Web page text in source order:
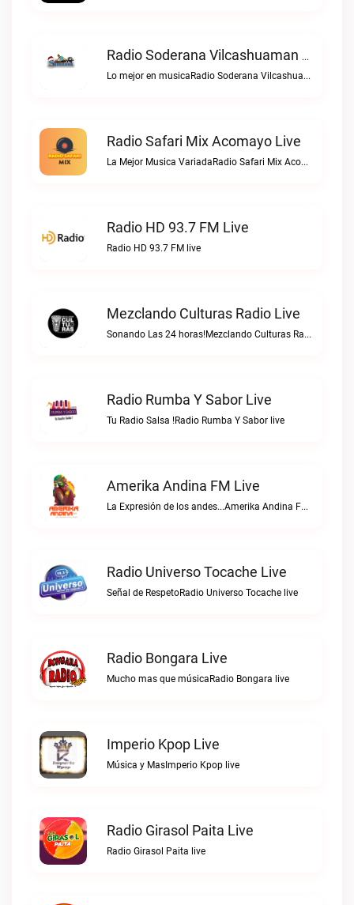
Radio Soderana Vilcashuaman Live
Lo mejor en musicaRadio Soderana Vilcashuaman live
Radio Safari Mix Acomayo Live
La Mejor Musica VariadaRadio Safari Mix Acomayo live
Radio HD 93.7 FM Live
Radio HD 93.7 FM live
Mezclando Culturas Radio Live
Sonando Las 24 horas!Mezclando Culturas Radio live
Radio Rumba Y Sabor Live
Tu Radio Salsa !Radio Rumba Y Sabor live
Amerika Andina FM Live
La Expresión de los andes...Amerika Andina FM live
Radio Universo Tocache Live
Señal de RespetoRadio Universo Tocache live
Radio Bongara Live
Mucho mas que músicaRadio Bongara live
Imperio Kpop Live
Música y MasImperio Kpop live
Radio Girasol Paita Live
Radio Girasol Paita live